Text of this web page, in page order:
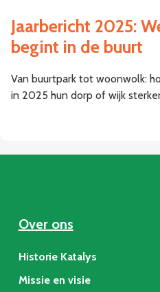
Jaarbericht 2025:
begint in de buurt
Van buurtpark tot woonwolk:
in 2025 hun dorp of wijk
Over ons
Historie Katalys
Missie en visie